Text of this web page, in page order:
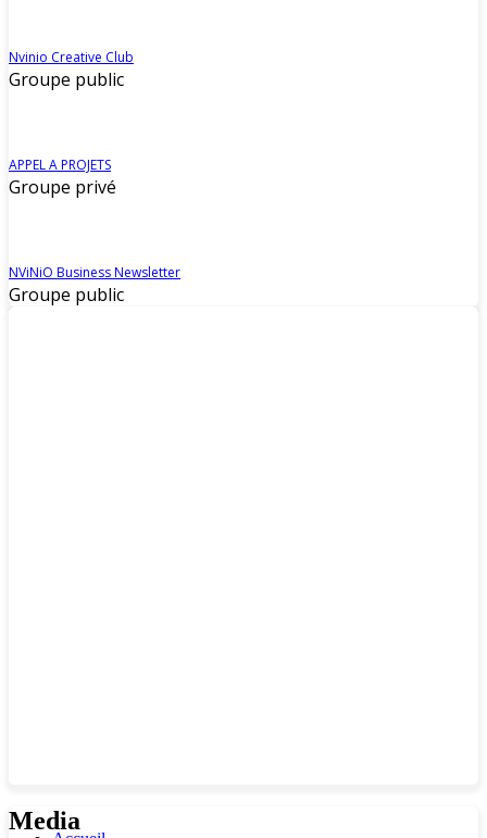
Nvinio Creative Club
Groupe public
APPEL A PROJETS
Groupe privé
NViNiO Business Newsletter
Groupe public
Media